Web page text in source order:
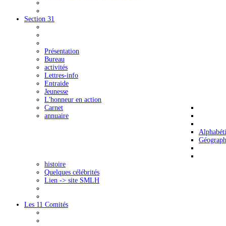
Section 31
Présentation
Bureau
activités
Lettres-info
Entraide
Jeunesse
L'honneur en action
Carnet
annuaire
histoire
Quelques célébrités
Lien -> site SMLH
Les 11 Comités